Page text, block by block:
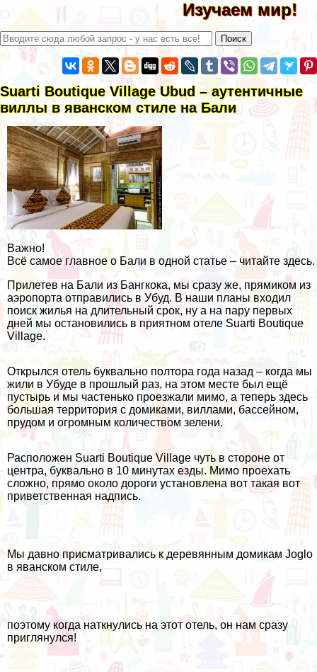
Изучаем мир!
Suarti Boutique Village Ubud – аутентичные
виллы в яванском стиле на Бали
Важно!
Всё самое главное о Бали в одной статье – читайте здесь.
Прилетев на Бали из Бангкока, мы сразу же, прямиком из
аэропорта отправились в Убуд. В наши планы входил
поиск жилья на длительный срок, ну а на пару первых
дней мы остановились в приятном отеле Suarti Boutique
Village.
Открылся отель буквально полтора года назад – когда мы
жили в Убуде в прошлый раз, на этом месте был ещё
пустырь и мы частенько проезжали мимо, а теперь здесь
большая территория с домиками, виллами, бассейном,
прудом и огромным количеством зелени.
Расположен Suarti Boutique Village чуть в стороне от
центра, буквально в 10 минутах езды. Мимо проехать
сложно, прямо около дороги установлена вот такая вот
приветственная надпись.
Мы давно присматривались к деревянным домикам Joglo
в яванском стиле,
поэтому когда наткнулись на этот отель, он нам сразу
приглянулся!